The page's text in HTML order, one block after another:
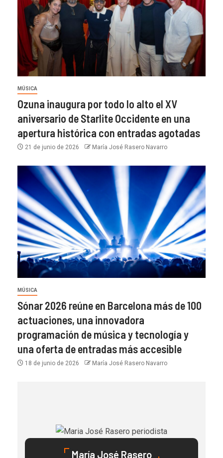
MÚSICA
Ozuna inaugura por todo lo alto el XV
aniversario de Starlite Occidente en una
apertura histórica con entradas agotadas
21 de junio de 2026 María José Rasero Navarro
MÚSICA
Sónar 2026 reúne en Barcelona más de 100
actuaciones, una innovadora
programación de música y tecnología y
una oferta de entradas más accesible
18 de junio de 2026 María José Rasero Navarro
María José Rasero